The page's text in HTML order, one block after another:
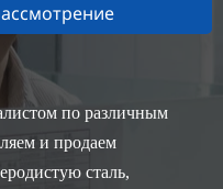
по различным
и продаем
сталь,